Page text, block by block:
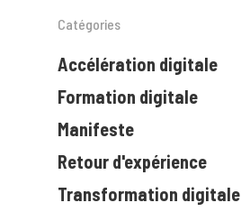
Catégories
Accélération digitale
Formation digitale
Manifeste
Retour d'expérience
Transformation digitale